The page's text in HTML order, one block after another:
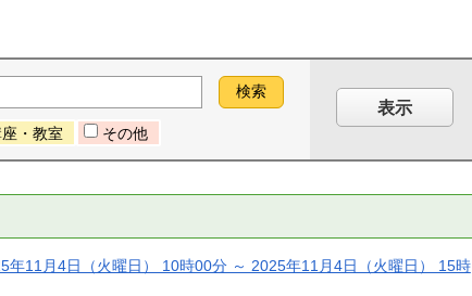
・教室 その他
11月4日（火曜日） 10時00分 ～ 2025年11月4日（火曜日） 15時